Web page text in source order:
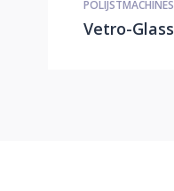
POLIJSTMACHINES
Vetro-Glass